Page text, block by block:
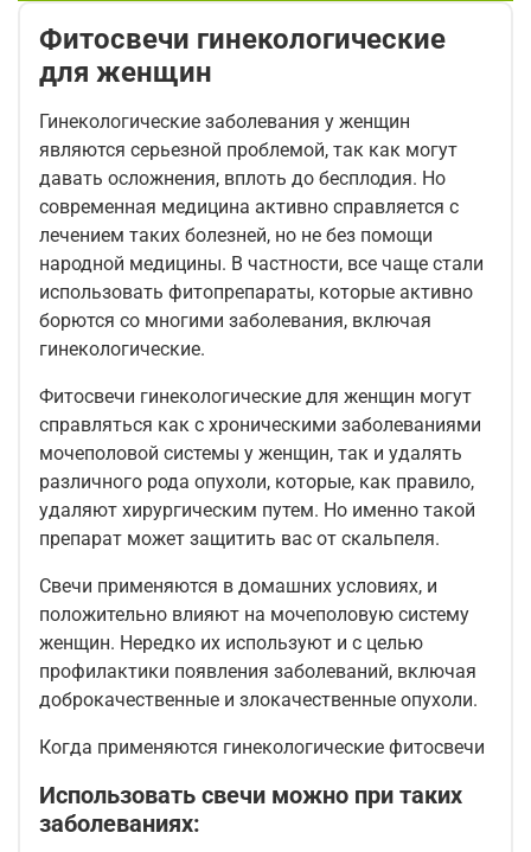
Фитосвечи гинекологические
для женщин
Гинекологические заболевания у женщин
являются серьезной проблемой, так как могут
давать осложнения, вплоть до бесплодия. Но
современная медицина активно справляется с
лечением таких болезней, но не без помощи
народной медицины. В частности, все чаще стали
использовать фитопрепараты, которые активно
борются со многими заболевания, включая
гинекологические.
Фитосвечи гинекологические для женщин могут
справляться как с хроническими заболеваниями
мочеполовой системы у женщин, так и удалять
различного рода опухоли, которые, как правило,
удаляют хирургическим путем. Но именно такой
препарат может защитить вас от скальпеля.
Свечи применяются в домашних условиях, и
положительно влияют на мочеполовую систему
женщин. Нередко их используют и с целью
профилактики появления заболеваний, включая
доброкачественные и злокачественные опухоли.
Когда применяются гинекологические фитосвечи
Использовать свечи можно при таких
заболеваниях: